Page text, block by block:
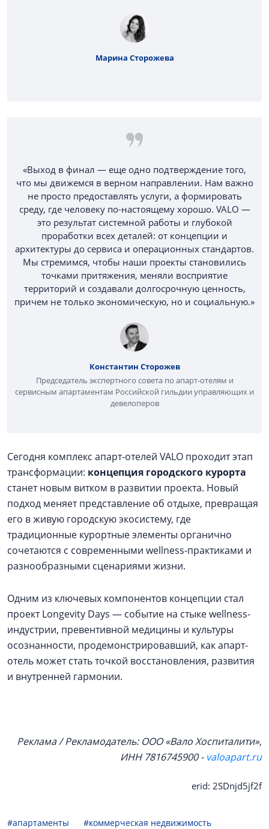
Марина Сторожева
«Выход в финал — еще одно подтверждение того,
что мы движемся в верном направлении. Нам важно
не просто предоставлять услуги, а формировать
среду, где человеку по-настоящему хорошо. VALO —
это результат системной работы и глубокой
проработки всех деталей: от концепции и
архитектуры до сервиса и операционных стандартов.
Мы стремимся, чтобы наши проекты становились
точками притяжения, меняли восприятие
территорий и создавали долгосрочную ценность,
причем не только экономическую, но и социальную.»
Константин Сторожев
Председатель экспертного совета по апарт-отелям и
сервисным апартаментам Российской гильдии управляющих и
девелоперов
Сегодня комплекс апарт-отелей VALO проходит этап
трансформации: концепция городского курорта
станет новым витком в развитии проекта. Новый
подход меняет представление об отдыхе, превращая
его в живую городскую экосистему, где
традиционные курортные элементы органично
сочетаются с современными wellness-практиками и
разнообразными сценариями жизни.
Одним из ключевых компонентов концепции стал
проект Longevity Days — событие на стыке wellness-
индустрии, превентивной медицины и культуры
осознанности, продемонстрировавший, как апарт-
отель может стать точкой восстановления, развития
и внутренней гармонии.
Реклама / Рекламодатель: ООО «Вало Хоспиталити»,
ИНН 7816745900 - valoapart.ru
erid: 2SDnjd5jf2f
#апартаменты #коммерческая недвижимость